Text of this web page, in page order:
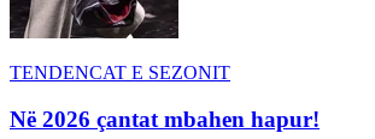
TENDENCAT E SEZONIT
Në 2026 çantat mbahen hapur!